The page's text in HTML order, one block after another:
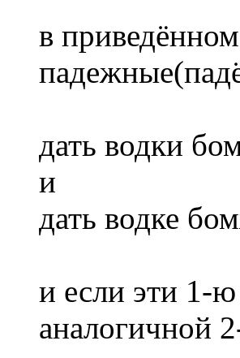
в
дать водки
и
дать водке
и если эти 1-ю
аналогичной